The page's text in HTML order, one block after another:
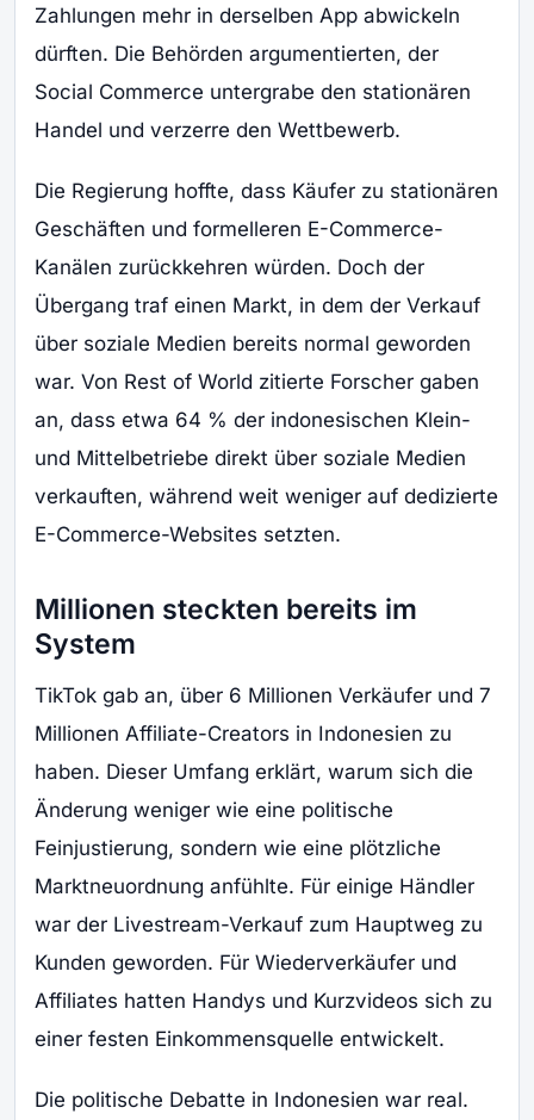
Zahlungen mehr in derselben App abwickeln
dürften. Die Behörden argumentierten, der
Social Commerce untergrabe den stationären
Handel und verzerre den Wettbewerb.
Die Regierung hoffte, dass Käufer zu stationären
Geschäften und formelleren E-Commerce-
Kanälen zurückkehren würden. Doch der
Übergang traf einen Markt, in dem der Verkauf
über soziale Medien bereits normal geworden
war. Von Rest of World zitierte Forscher gaben
an, dass etwa 64 % der indonesischen Klein-
und Mittelbetriebe direkt über soziale Medien
verkauften, während weit weniger auf dedizierte
E-Commerce-Websites setzten.
Millionen steckten bereits im
System
TikTok gab an, über 6 Millionen Verkäufer und 7
Millionen Affiliate-Creators in Indonesien zu
haben. Dieser Umfang erklärt, warum sich die
Änderung weniger wie eine politische
Feinjustierung, sondern wie eine plötzliche
Marktneuordnung anfühlte. Für einige Händler
war der Livestream-Verkauf zum Hauptweg zu
Kunden geworden. Für Wiederverkäufer und
Affiliates hatten Handys und Kurzvideos sich zu
einer festen Einkommensquelle entwickelt.
Die politische Debatte in Indonesien war real.